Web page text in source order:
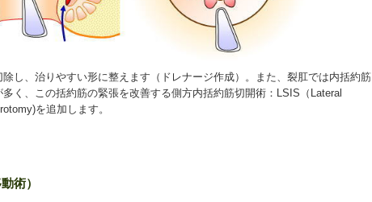
し、治りやすい形に整えます（ドレナージ作成）。また、裂肛では内括約筋
く、この括約筋の緊張を改善する側方内括約筋切開術：LSIS（Lateral
を追加します。
術）